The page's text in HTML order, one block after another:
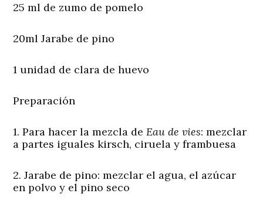
25 ml de zumo de pomelo
20ml Jarabe de pino
1 unidad de clara de huevo
Preparación
1. Para hacer la mezcla deEau de vies: mezclar
a partes iguales kirsch, ciruela y frambuesa
2. Jarabe de pino: mezclar el agua, el azúcar
en polvo y el pino seco